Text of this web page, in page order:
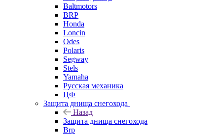
Baltmotors
BRP
Honda
Loncin
Odes
Polaris
Segway
Stels
Yamaha
Русская механика
ЦФ
Защита днища снегохода
Назад
Защита днища снегохода
Brp